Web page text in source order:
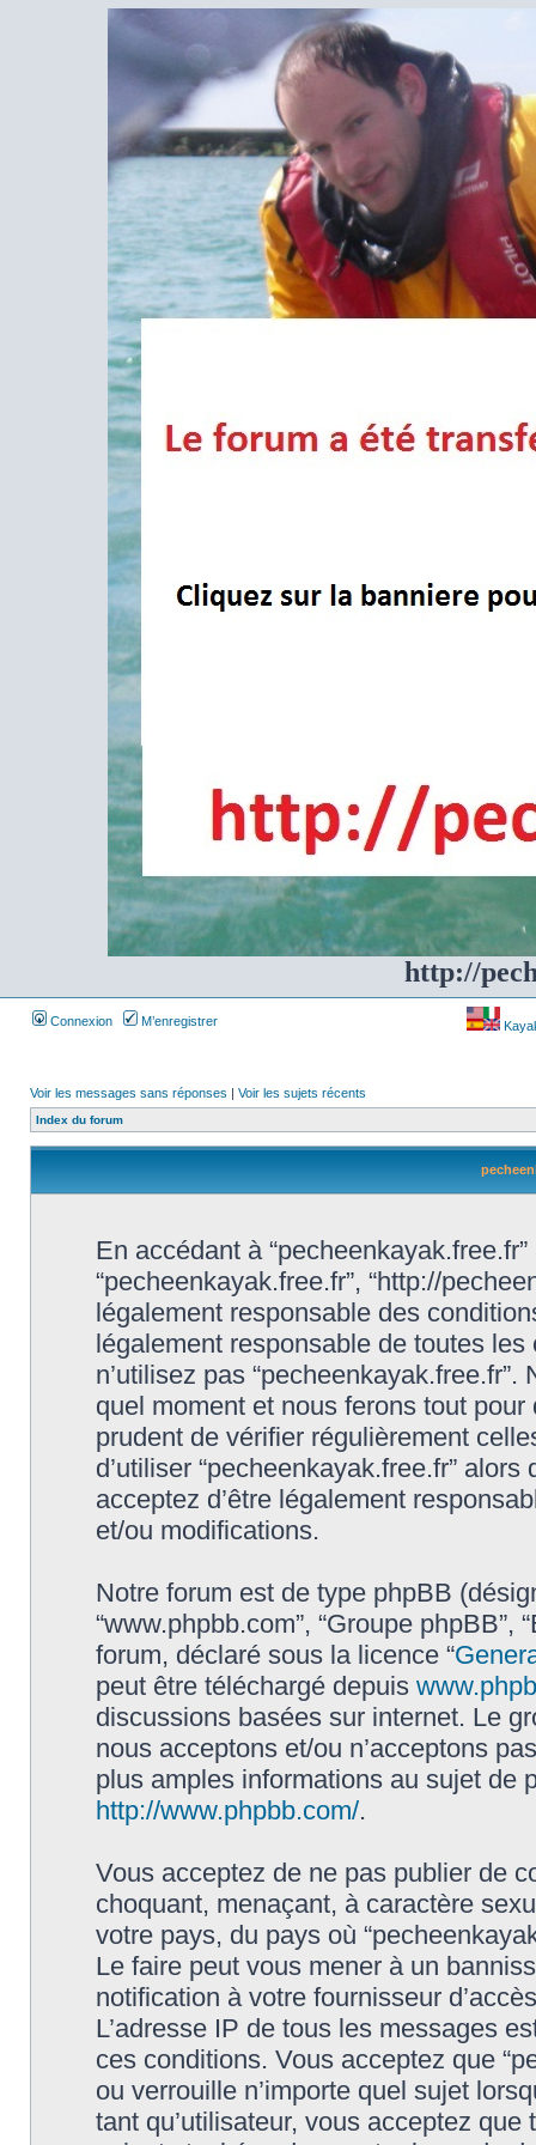
http://
Connexion M’enregistrer
Voir les messages sans réponses | Voir les sujets récents
Index du forum
En accédant à “pecheenkayak.free.fr”
“pecheenkayak.free.fr”, “http://
légalement responsable des
légalement responsable de toutes
n’utilisez pas
quel moment et nous ferons tout
prudent de vérifier régulièrement
d’utiliser “pecheenkayak.free.fr”
acceptez d’être légalement
et/ou modifications.
Notre forum est de type phpBB
“www.phpbb.com”, “Groupe
forum, déclaré sous la licence “
peut être téléchargé depuis
discussions basées sur internet. Le
nous acceptons et/ou n’acceptons
plus amples informations au sujet de
http://www.phpbb.com/.
Vous acceptez de ne pas publier de
choquant, menaçant, à caractère
votre pays, du pays où
Le faire peut vous mener à un
notification à votre fournisseur
L’adresse IP de tous les messages
ces conditions. Vous acceptez que
ou verrouille n’importe quel sujet
tant qu’utilisateur, vous acceptez